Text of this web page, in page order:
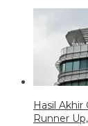
Hasil Akhir
Runner